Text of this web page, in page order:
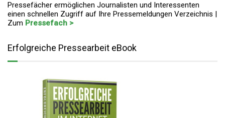
Pressefächer ermöglichen Journalisten und Interessenten
einen schnellen Zugriff auf Ihre Pressemeldungen Verzeichnis |
Zum Pressefach >
Erfolgreiche Pressearbeit eBook